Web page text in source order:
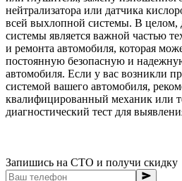
нейтрализатора или датчика
всей выхлопной системы. В целом,
системы является важной частью
и ремонта автомобиля, которая
постоянную безопасную и
автомобиля. Если у вас возникли
системой вашего автомобиля,
квалифицированный механик или
диагностический тест для
Запишись на СТО и получи скидку